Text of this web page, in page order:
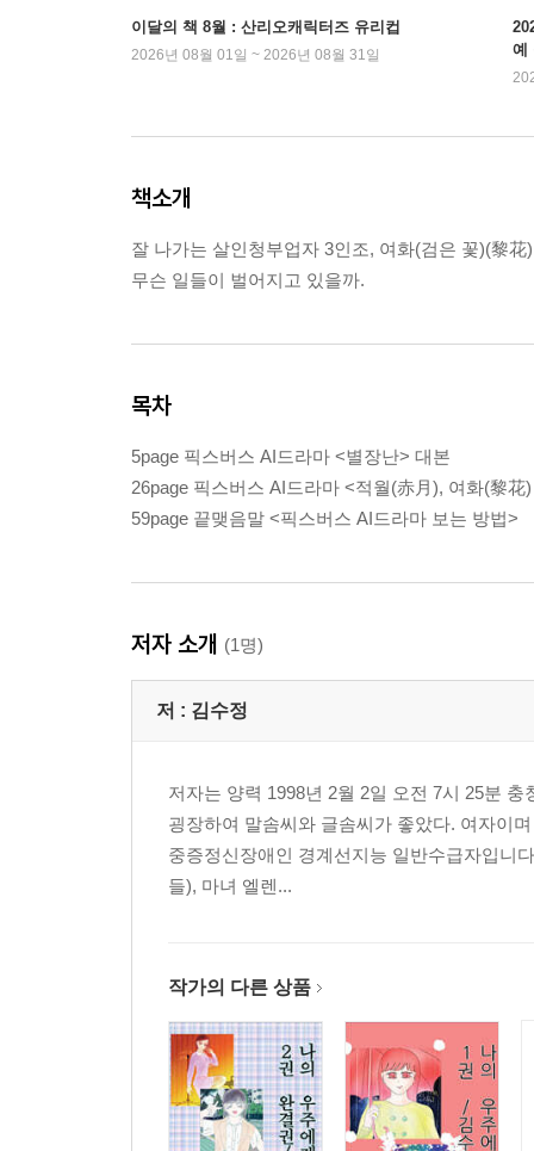
이달의 책 8월 : 산리오캐릭터즈 유리컵
2026년 08월 01일 ~ 2026년 08월 31일
예
책소개
잘 나가는 살인청부업자 3인조, 여화(검은 꽃)(黎花
무슨 일들이 벌어지고 있을까.
목차
5page 픽스버스 AI드라마 <별장난> 대본
26page 픽스버스 AI드라마 <적월(赤月), 여화(黎
59page 끝맺음말 <픽스버스 AI드라마 보는 방법>
저자 소개 (1명)
저 : 김수정
저자는 양력 1998년 2월 2일 오전 7시 25분
굉장하여 말솜씨와 글솜씨가 좋았다. 여자이
중증정신장애인 경계선지능 일반수급자입니
들), 마녀 엘렌...
작가의 다른 상품